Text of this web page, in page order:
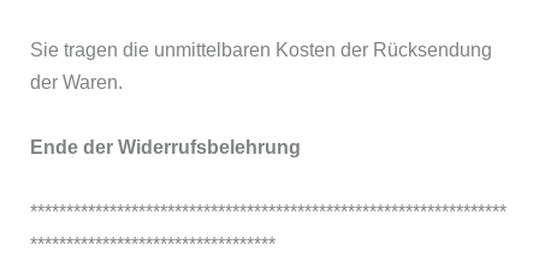
Sie tragen die unmittelbaren Kosten der Rücksendung
der Waren.
Ende der Widerrufsbelehrung
******************************************************************
**********************************